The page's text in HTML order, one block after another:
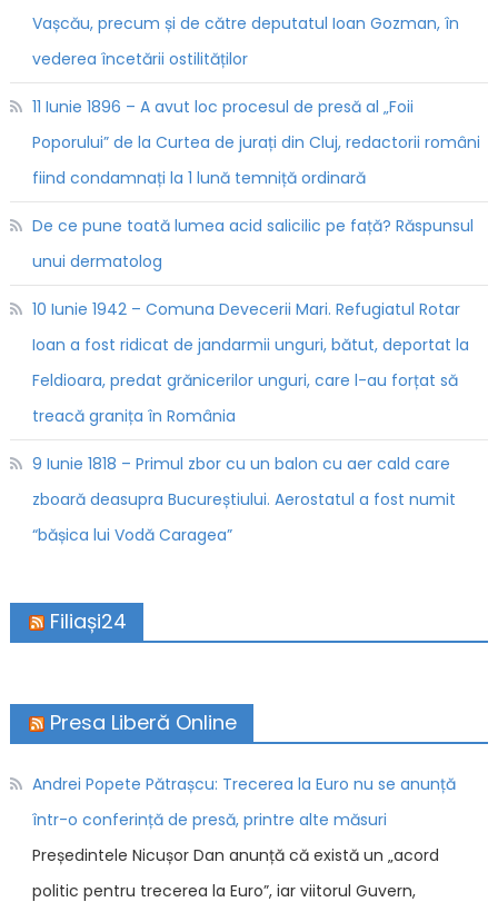
Vașcău, precum și de către deputatul Ioan Gozman, în
vederea încetării ostilităților
11 Iunie 1896 – A avut loc procesul de presă al „Foii
Poporului” de la Curtea de jurați din Cluj, redactorii români
fiind condamnați la 1 lună temniță ordinară
De ce pune toată lumea acid salicilic pe față? Răspunsul
unui dermatolog
10 Iunie 1942 – Comuna Devecerii Mari. Refugiatul Rotar
Ioan a fost ridicat de jandarmii unguri, bătut, deportat la
Feldioara, predat grănicerilor unguri, care l-au forțat să
treacă granița în România
9 Iunie 1818 – Primul zbor cu un balon cu aer cald care
zboară deasupra Bucureștiului. Aerostatul a fost numit
“bășica lui Vodă Caragea”
Filiași24
Presa Liberă Online
Andrei Popete Pătrașcu: Trecerea la Euro nu se anunță
într-o conferință de presă, printre alte măsuri
Președintele Nicușor Dan anunță că există un „acord
politic pentru trecerea la Euro”, iar viitorul Guvern,